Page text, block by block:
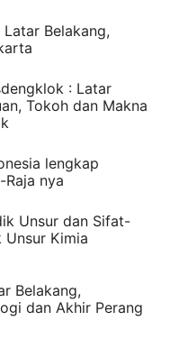
Belakang,
: Latar
Tokoh dan Makna
lengkap
Raja nya
Unsur dan Sifat-
Unsur Kimia
Belakang,
dan Akhir Perang